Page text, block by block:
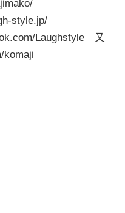
style.jp/
Laughstyle 又
komaji